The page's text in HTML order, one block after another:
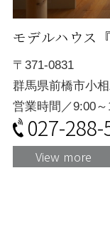
モデルハウス『
〒371-0831
群馬県前橋市小
営業時間／9:00
027-288-
View more